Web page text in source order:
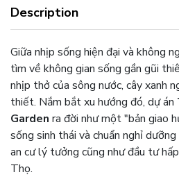
Description
Giữa nhịp sống hiện đại và không
tìm về không gian sống gần gũi
nhịp thở của sông nước, cây xanh
thiết. Nắm bắt xu hướng đó, dự án
Garden ra đời như một "bản giao
sống sinh thái và chuẩn nghỉ
an cư lý tưởng cũng như đầu tư
Thọ.